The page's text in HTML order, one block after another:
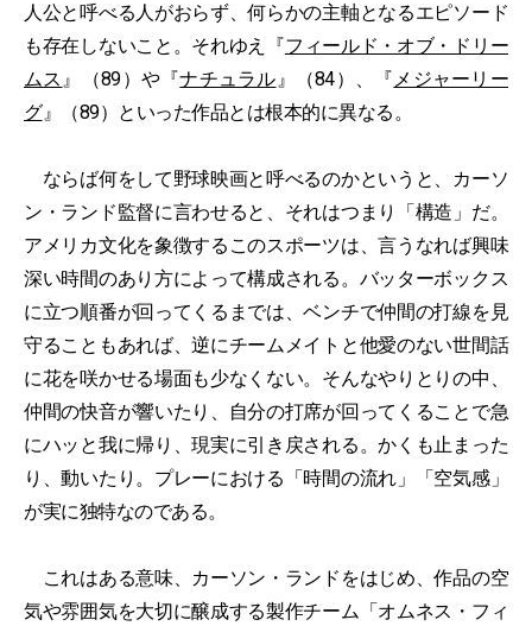
人公と呼べる人がおらず、何らかの主軸となるエピソード
も存在しないこと。それゆえ『フィールド・オブ・ドリー
ムス 』（89）や『ナチュラル』（84）、『メジャーリー
グ』（89）といった作品とは根本的に異なる。
ならば何をして野球映画と呼べるのかというと、カーソ
ン・ランド監督に言わせると、それはつまり「構造」だ。
アメリカ文化を象徴するこのスポーツは、言うなれば興味
深い時間のあり方によって構成される。バッターボックス
に立つ順番が回ってくるまでは、ベンチで仲間の打線を見
守ることもあれば、逆にチームメイトと他愛のない世間話
に花を咲かせる場面も少なくない。そんなやりとりの中、
仲間の快音が響いたり、自分の打席が回ってくることで急
にハッと我に帰り、現実に引き戻される。かくも止まった
り、動いたり。プレーにおける「時間の流れ」「空気感」
が実に独特なのである。
これはある意味、カーソン・ランドをはじめ、作品の空
気や雰囲気を大切に醸成する製作チーム「オムネス・フィ